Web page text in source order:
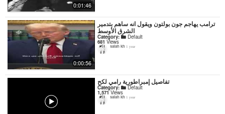
0:01:46
0:00:56
ترامب يهاجم جون بولتون ويقول انه ساهم بتدمير
الشرق الأوسط
Category: Default
681 Views
salah kh 1 year
تفاصيل إمبراطورية رامي لكح
Category: Default
1,571Views
salah kh 1 year